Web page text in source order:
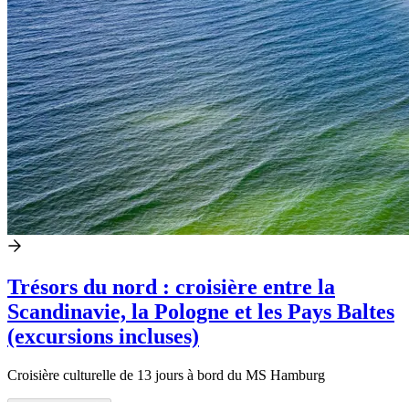
Trésors du nord : croisière entre la
Scandinavie, la Pologne et les Pays Baltes
(excursions incluses)
Croisière culturelle de 13 jours à bord du MS Hamburg